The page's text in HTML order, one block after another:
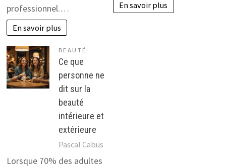
professionnel.…
En savoir plus
En savoir plus
BEAUTÉ
Ce que
personne ne
dit sur la
beauté
intérieure et
extérieure
Pascal Cabus
Lorsque 70% des adultes